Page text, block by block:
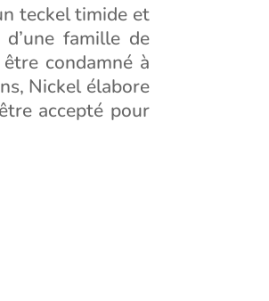
teckel timide et
famille de
condamné à
Nickel élabore
accepté pour